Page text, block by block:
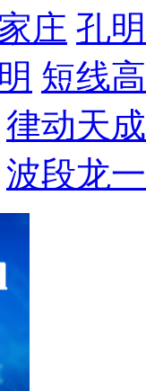
庄 孔
短线
律动天成
波段龙一